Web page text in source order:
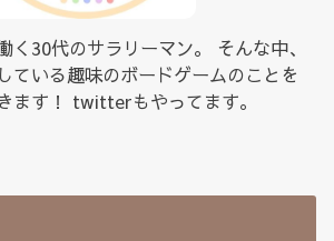
く30代のサラリーマン。 そんな中、
ている趣味のボードゲームのことを
ます！ twitterもやってます。